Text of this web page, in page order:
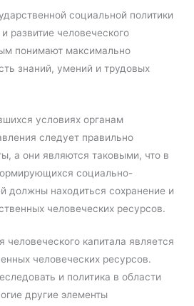
социальной политики
развитие человеческого
понимают максимально
знаний, умений и трудовых
условиях органам
следует правильно
а они являются таковыми, что в
социально-
должны находиться сохранение и
человеческих ресурсов.
капитала является
человеческих ресурсов.
и политика в области
другие элементы